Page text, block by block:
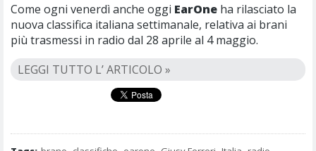
Come ogni venerdì anche oggi EarOne ha rilasciato la
nuova classifica italiana settimanale, relativa ai brani
più trasmessi in radio dal 28 aprile al 4 maggio.
LEGGI TUTTO L’ ARTICOLO »